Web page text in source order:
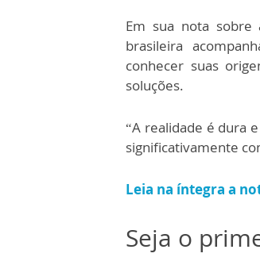
Em sua nota sobre
brasileira
conhecer suas
soluções.
“A realidade é dura
significativamente
Leia na íntegra a
Seja o